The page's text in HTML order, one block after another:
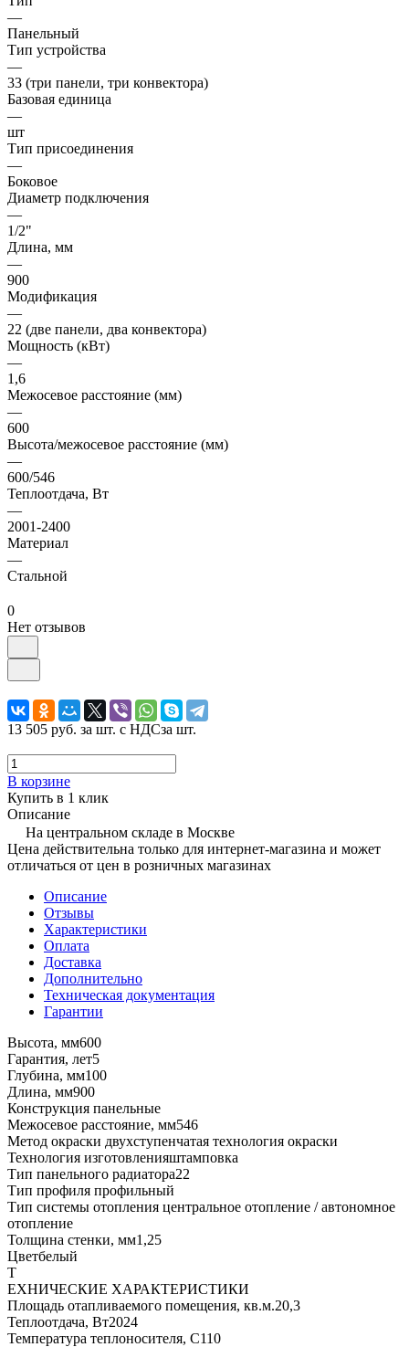
—
Панельный
Тип устройства
—
33 (три панели, три конвектора)
Базовая единица
—
шт
Тип присоединения
—
Боковое
Диаметр подключения
—
1/2"
Длина, мм
—
900
Модификация
—
22 (две панели, два конвектора)
Мощность (кВт)
—
1,6
Межосевое расстояние (мм)
—
600
Высота/межосевое расстояние (мм)
—
600/546
Теплоотдача, Вт
—
2001-2400
Материал
—
Стальной
0
Нет отзывов
13 505 руб. за шт. с НДСза шт.
В корзине
Купить в 1 клик
Описание
На центральном складе в Москве
Цена действительна только для интернет-магазина и может
отличаться от цен в розничных магазинах
Описание
Отзывы
Характеристики
Оплата
Доставка
Дополнительно
Техническая документация
Гарантии
Высота, мм600
Гарантия, лет5
Глубина, мм100
Длина, мм900
Конструкция панельные
Межосевое расстояние, мм546
Метод окраски двухступенчатая технология окраски
Технология изготовленияштамповка
Тип панельного радиатора22
Тип профиля профильный
Тип системы отопления центральное отопление / автономное
отопление
Толщина стенки, мм1,25
Цветбелый
Т
ЕХНИЧЕСКИЕ ХАРАКТЕРИСТИКИ
Площадь отапливаемого помещения, кв.м.20,3
Теплоотдача, Вт2024
Температура теплоносителя, С110